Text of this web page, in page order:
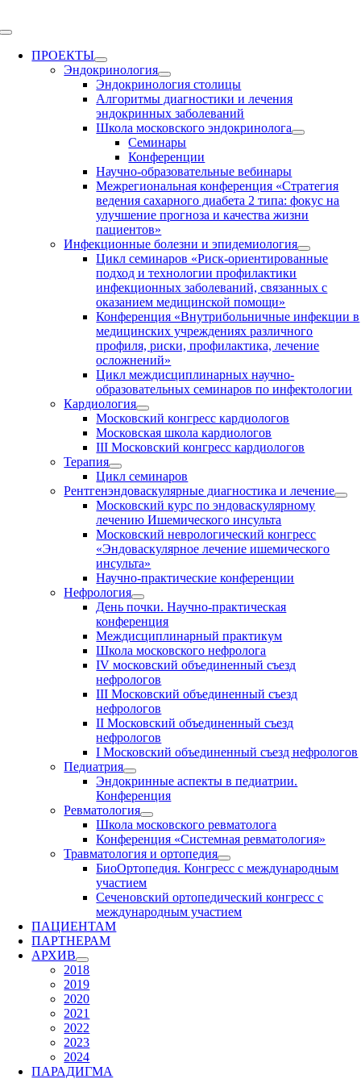
to
Toggle
NavigationПРОЕКТЫ
Эндокринология
Эндокринология столицы
Алгоритмы диагностики и лечения
эндокринных заболеваний
Школа московского эндокринолога
Семинары
Конференции
Научно-образовательные вебинары
Межрегиональная конференция «Стратегия
ведения сахарного диабета 2 типа: фокус на
улучшение прогноза и качества жизни
пациентов»
Инфекционные болезни и эпидемиология
Цикл семинаров «Риск-ориентированные
подход и технологии профилактики
инфекционных заболеваний, связанных с
оказанием медицинской помощи»
Конференция «Внутрибольничные инфекции в
медицинских учреждениях различного
профиля, риски, профилактика, лечение
осложнений»
Цикл междисциплинарных научно-
образовательных семинаров по инфектологии
Кардиология
Московский конгресс кардиологов
Московская школа кардиологов
III Московский конгресс кардиологов
Терапия
Цикл семинаров
Рентгенэндоваскулярные диагностика и лечение
Московский курс по эндоваскулярному
лечению Ишемического инсульта
Московский неврологический конгресс
«Эндоваскулярное лечение ишемического
инсульта»
Научно-практические конференции
Нефрология
День почки. Научно-практическая
конференция
Междисциплинарный практикум
Школа московского нефролога
IV московский объединенный съезд
нефрологов
III Московский объединенный съезд
нефрологов
II Московский объединенный съезд
нефрологов
I Московский объединенный съезд нефрологов
Педиатрия
Эндокринные аспекты в педиатрии.
Конференция
Ревматология
Школа московского ревматолога
Конференция «Системная ревматология»
Травматология и ортопедия
БиоОртопедия. Конгресс с международным
участием
Сеченовский ортопедический конгресс с
международным участием
ПАЦИЕНТАМ
ПАРТНЕРАМ
АРХИВ
2018
2019
2020
2021
2022
2023
2024
ПАРАДИГМА